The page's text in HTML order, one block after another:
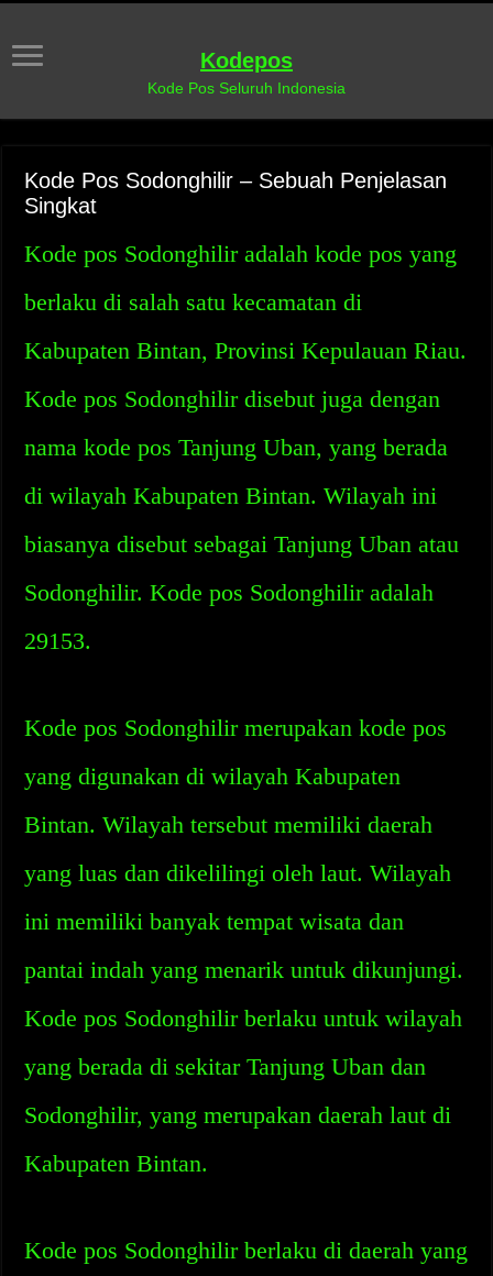
Kodepos
Kode Pos Seluruh Indonesia
Kode Pos Sodonghilir – Sebuah Penjelasan
Singkat
Kode pos Sodonghilir adalah kode pos yang
berlaku di salah satu kecamatan di
Kabupaten Bintan, Provinsi Kepulauan Riau.
Kode pos Sodonghilir disebut juga dengan
nama kode pos Tanjung Uban, yang berada
di wilayah Kabupaten Bintan. Wilayah ini
biasanya disebut sebagai Tanjung Uban atau
Sodonghilir. Kode pos Sodonghilir adalah
29153.
Kode pos Sodonghilir merupakan kode pos
yang digunakan di wilayah Kabupaten
Bintan. Wilayah tersebut memiliki daerah
yang luas dan dikelilingi oleh laut. Wilayah
ini memiliki banyak tempat wisata dan
pantai indah yang menarik untuk dikunjungi.
Kode pos Sodonghilir berlaku untuk wilayah
yang berada di sekitar Tanjung Uban dan
Sodonghilir, yang merupakan daerah laut di
Kabupaten Bintan.
Kode pos Sodonghilir berlaku di daerah yang